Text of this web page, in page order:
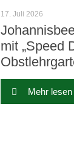
17. Juli 2026
mit „Speed
Mehr lesen